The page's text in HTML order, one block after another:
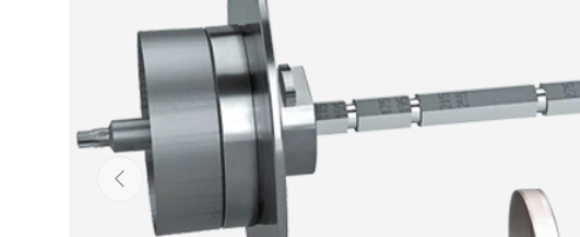
Indietro